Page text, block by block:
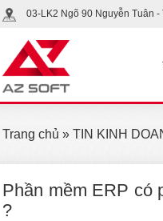
03-LK2 Ngõ 90 Nguyễn Tuân -
Trang chủ » TIN KINH
Phần mềm ERP có
?